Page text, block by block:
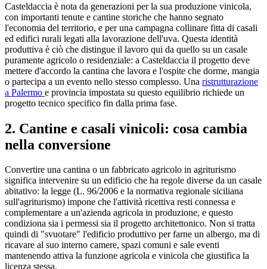
Casteldaccia è nota da generazioni per la sua produzione vinicola,
con importanti tenute e cantine storiche che hanno segnato
l'economia del territorio, e per una campagna collinare fitta di casali
ed edifici rurali legati alla lavorazione dell'uva. Questa identità
produttiva è ciò che distingue il lavoro qui da quello su un casale
puramente agricolo o residenziale: a Casteldaccia il progetto deve
mettere d'accordo la cantina che lavora e l'ospite che dorme, mangia
o partecipa a un evento nello stesso complesso. Una ristrutturazione
a Palermo e provincia impostata su questo equilibrio richiede un
progetto tecnico specifico fin dalla prima fase.
2. Cantine e casali vinicoli: cosa cambia
nella conversione
Convertire una cantina o un fabbricato agricolo in agriturismo
significa intervenire su un edificio che ha regole diverse da un casale
abitativo: la legge (L. 96/2006 e la normativa regionale siciliana
sull'agriturismo) impone che l'attività ricettiva resti connessa e
complementare a un'azienda agricola in produzione, e questo
condiziona sia i permessi sia il progetto architettonico. Non si tratta
quindi di "svuotare" l'edificio produttivo per farne un albergo, ma di
ricavare al suo interno camere, spazi comuni e sale eventi
mantenendo attiva la funzione agricola e vinicola che giustifica la
licenza stessa.